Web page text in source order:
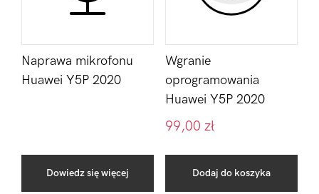
Naprawa mikrofonu
Huawei Y5P 2020
Dowiedz się więcej
Wgranie
oprogramowania
Huawei Y5P 2020
99,00 zł
Dodaj do koszyka